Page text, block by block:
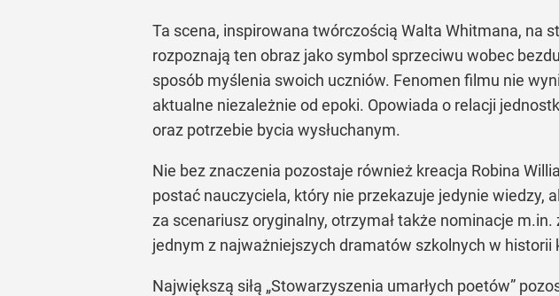
Ta scena, inspirowana twórczością Walta Whitmana, na
rozpoznają ten obraz jako symbol sprzeciwu wobec
sposób myślenia swoich uczniów. Fenomen filmu nie
aktualne niezależnie od epoki. Opowiada o relacji
oraz potrzebie bycia wysłuchanym.
Nie bez znaczenia pozostaje również kreacja Robina
postać nauczyciela, który nie przekazuje jedynie wiedzy,
za scenariusz oryginalny, otrzymał także nominacje
jednym z najważniejszych dramatów szkolnych w historii
Największą siłą „Stowarzyszenia umarłych poetów”